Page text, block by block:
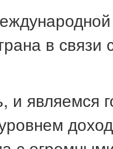
в
являемся